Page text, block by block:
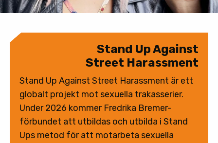
Stand Up Against
Street Harassment
Stand Up Against Street Harassment är ett
globalt projekt mot sexuella trakasserier.
Under 2026 kommer Fredrika Bremer-
förbundet att utbildas och utbilda i Stand
Ups metod för att motarbeta sexuella